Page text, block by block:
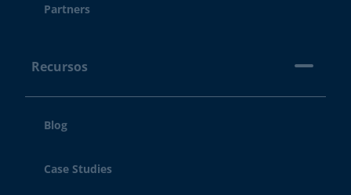
Partners
Recursos
Blog
Case Studies